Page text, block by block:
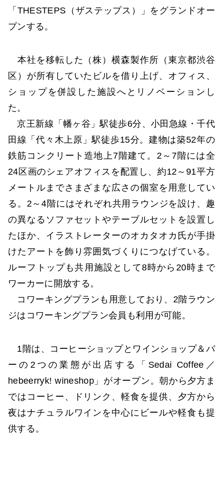
「THESTEPS（ザステップス）」をグランドオー
プンする。
本社を移転した（株）横森製作所（東京都渋谷
区）が所有していたビルを借り上げ、オフィス、
ショップを併設した施設へとリノベーションし
た。
京王新線「幡ヶ谷」駅徒歩6分、小田急線・千代
田線「代々木上原」駅徒歩15分。建物は築52年の
鉄筋コンクリート造地上7階建て。2～7階には全
24区画のシェアオフィスを配置し、約12～91平方
メートルまでさまざまな広さの個室を用意してい
る。2～4階にはそれぞれ共用ラウンジを設け、趣
の異なるソファセットやテーブルセットを設置し
たほか、イラストレーターのオカタオカ氏が手掛
けたアートを飾り雰囲気づくりにつなげている。
ルーフトップも共用施設として8時から20時まで
ワーカーに開放する。
コワーキングプランも用意しており、2階ラウン
ジはコワーキングプラン会員も利用が可能。
1階は、コーヒーショップとワインショップ＆バ
ーの2つの業態が出店する「Sedai Coffee／
hebeerryk! wineshop」がオープン。朝から夕方ま
ではコーヒー、ドリンク、軽食を提供、夕方から
夜はナチュラルワインを中心にビールや軽食も提
供する。